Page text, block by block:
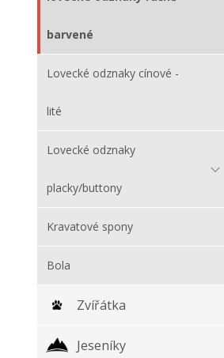
barvené
Lovecké odznaky cínové -
lité
Lovecké odznaky
placky/buttony
Kravatové spony
Bola
Zvířátka
Jeseníky